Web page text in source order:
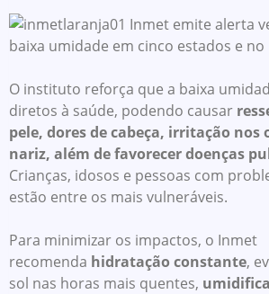
O instituto reforça que a baixa
diretos à saúde, podendo causar
pele, dores de cabeça, irritação nos
nariz, além de favorecer doenças
Crianças, idosos e pessoas com
estão entre os mais vulneráveis.
Para minimizar os impactos, o Inmet
recomenda hidratação constante,
sol nas horas mais quentes,